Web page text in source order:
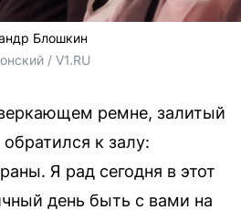
Блошкин
/ V1.RU
ремне, залитый
к залу:
Я рад сегодня в этот
день быть с вами на